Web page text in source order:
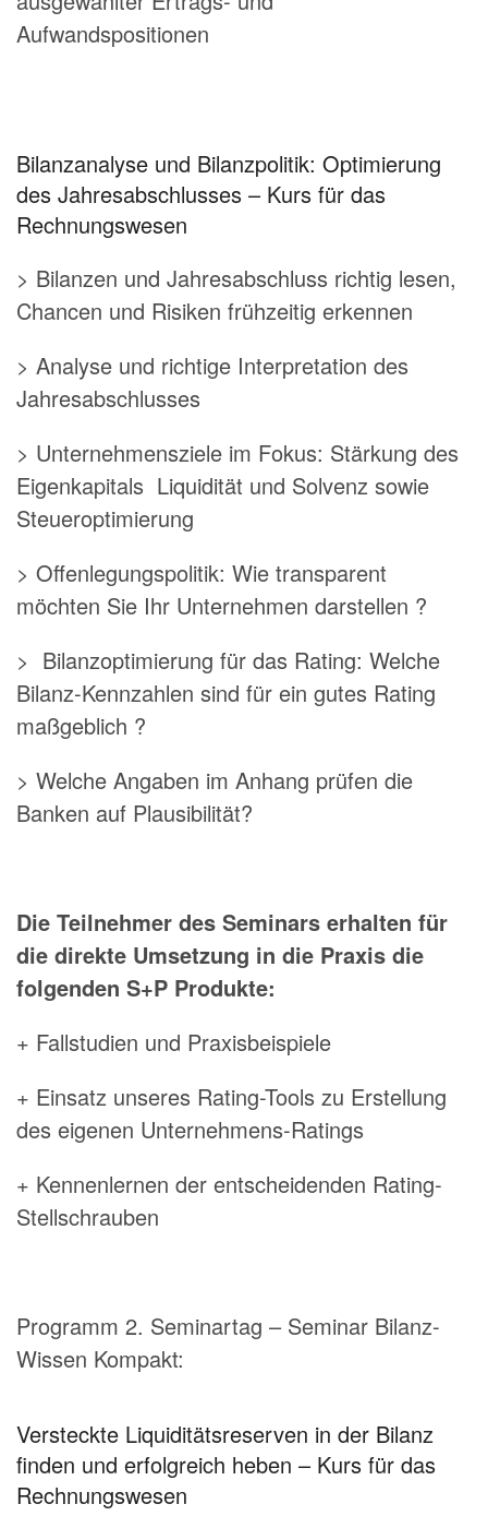
Aufwandspositionen
Bilanzanalyse und Bilanzpolitik: Optimierung
des Jahresabschlusses – Kurs für das
Rechnungswesen
> Bilanzen und Jahresabschluss richtig lesen,
Chancen und Risiken frühzeitig erkennen
> Analyse und richtige Interpretation des
Jahresabschlusses
> Unternehmensziele im Fokus: Stärkung des
Eigenkapitals Liquidität und Solvenz sowie
Steueroptimierung
> Offenlegungspolitik: Wie transparent
möchten Sie Ihr Unternehmen darstellen ?
> Bilanzoptimierung für das Rating: Welche
Bilanz-Kennzahlen sind für ein gutes Rating
maßgeblich ?
> Welche Angaben im Anhang prüfen die
Banken auf Plausibilität?
Die Teilnehmer des Seminars erhalten für
die direkte Umsetzung in die Praxis die
folgenden S+P Produkte:
+ Fallstudien und Praxisbeispiele
+ Einsatz unseres Rating-Tools zu Erstellung
des eigenen Unternehmens-Ratings
+ Kennenlernen der entscheidenden Rating-
Stellschrauben
Programm 2. Seminartag – Seminar Bilanz-
Wissen Kompakt:
Versteckte Liquiditätsreserven in der Bilanz
finden und erfolgreich heben – Kurs für das
Rechnungswesen